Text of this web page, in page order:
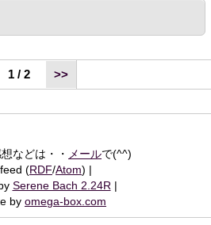
1 / 2 >>
などは・・ メールで(^^)
(RDF/Atom)
Serene Bach 2.24R
by omega-box.com